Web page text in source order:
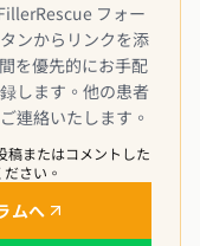
フォー
ンからリンクを添
を優先的にお手配
します。他の患者
連絡いたします。
稿またはコメントした
さい。
ムへ